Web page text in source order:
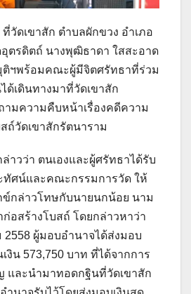
วัดเขาสัก ตำบลผักขวง อำเภอ
ตรดิตถ์ นางพุฒิธาดา ใสสะอาด
ติฯพร้อมคณะผู้มีจิตศรัทธาที่ร่วม
ด้เดินทางมาที่วัดเขาสัก
ามความคืบหน้าเรื่องคดีความ
ถ์วัดเขาสักรัตนาราม
าวว่า ตนเองและผู้ศรัทธาได้รับ
ทัศน์และคณะกรรมการวัด ให้
ข์กล่าวโทษกับนายนกน้อย นาม
อสร้างโบสถ์ โดยกล่าวหาว่า
2558 ผู้มอบอำนาจได้ส่งมอบ
งิน 573,750 บาท ที่ได้จากการ
และนำมาทอดกฐินที่วัดเขาสัก